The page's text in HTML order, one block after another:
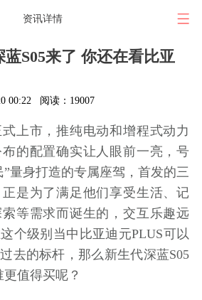
资讯详情
S05来了 你还在看比亚
00:22 阅读：19007
式上市，推纯电动和增程式动力
的配置确实让人眼前一亮，号
量身打造的专属座驾，首发的三
是为了满足他们享受生活、记
等需求而诞生的，交互乐趣远
个级别当中比亚迪元PLUS可以
去的标杆，那么新生代深蓝S05
值得买呢？